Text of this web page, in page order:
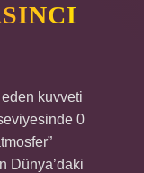
kuvveti
0
Dünya’daki